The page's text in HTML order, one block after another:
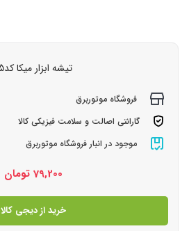
تیشه ابزار میکا کد05
فروشگاه موتوربرق
گارانتی اصالت و سلامت فیزیکی کالا
موجود در انبار فروشگاه موتوربرق
79,200 تومان
خرید از دیجی کالا